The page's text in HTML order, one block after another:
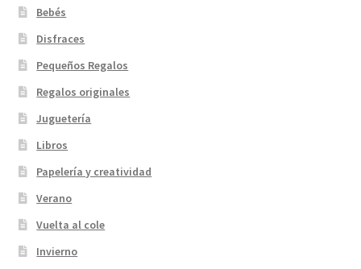
Bebés
Disfraces
Pequeños Regalos
Regalos originales
Juguetería
Libros
Papelería y creatividad
Verano
Vuelta al cole
Invierno